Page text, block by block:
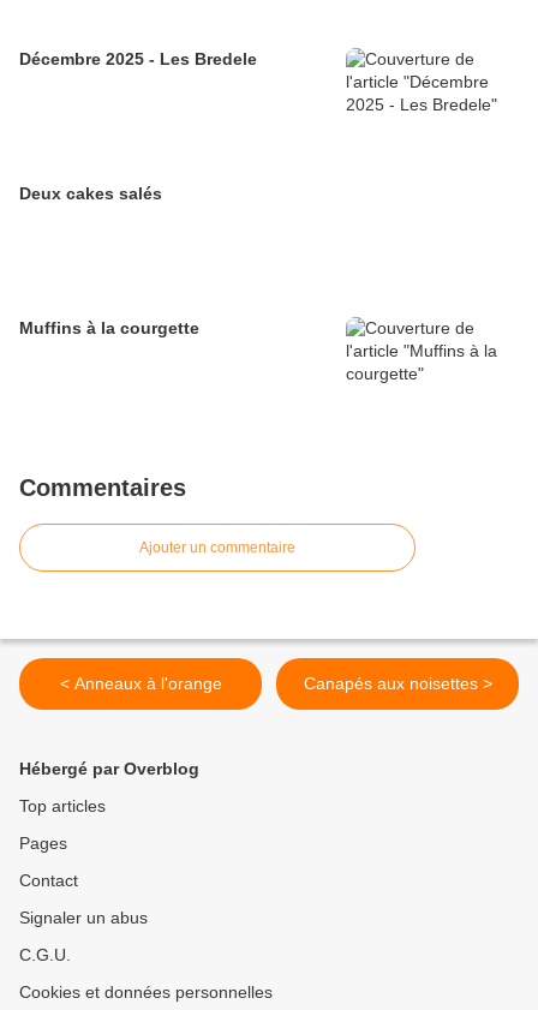
Décembre 2025 - Les Bredele
Deux cakes salés
Muffins à la courgette
Commentaires
Ajouter un commentaire
< Anneaux à l'orange Canapés aux noisettes >
Hébergé par Overblog
Top articles
Pages
Contact
Signaler un abus
C.G.U.
Cookies et données personnelles